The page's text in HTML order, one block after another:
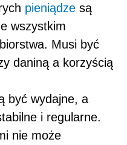
pieniądze są
wszystkim
Musi być
daniną a korzyścią
być wydajne, a
i regularne.
nie może